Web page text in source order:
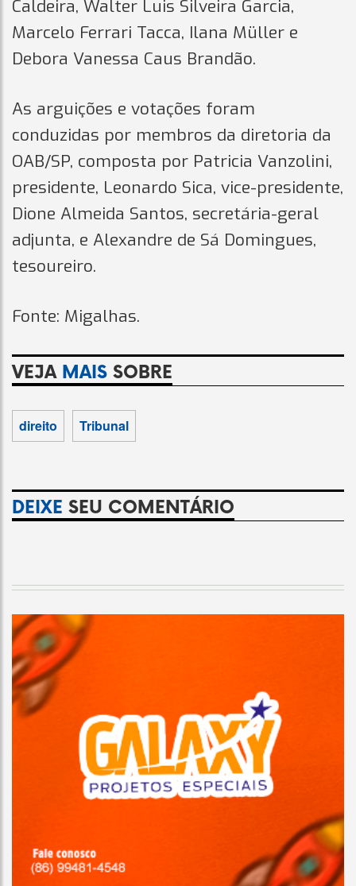
Caldeira, Walter Luis Silveira Garcia,
Marcelo Ferrari Tacca, Ilana Müller e
Debora Vanessa Caus Brandão.
As arguições e votações foram
conduzidas por membros da diretoria da
OAB/SP, composta por Patricia Vanzolini,
presidente, Leonardo Sica, vice-presidente,
Dione Almeida Santos, secretária-geral
adjunta, e Alexandre de Sá Domingues,
tesoureiro.
Fonte: Migalhas.
VEJA MAIS SOBRE
direito Tribunal
DEIXE SEU COMENTÁRIO